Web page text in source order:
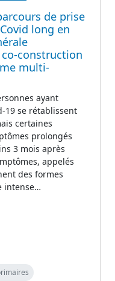
de prise
long en
construction
multi-
ayant
19 se rétablissent
certaines
prolongés
3 mois après
appelés
des formes
intense…